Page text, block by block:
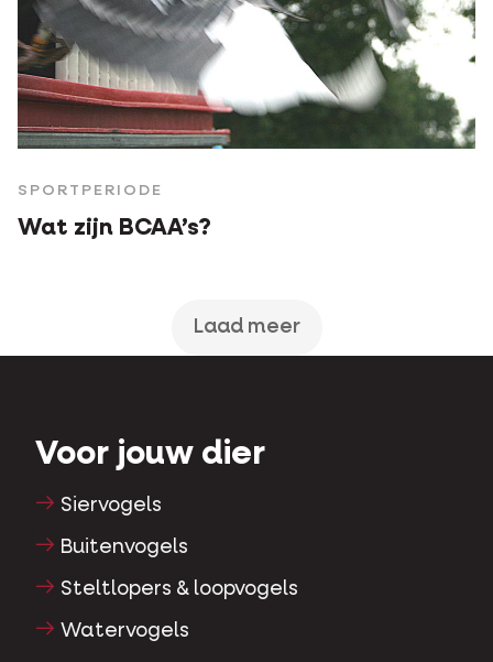
SPORTPERIODE
Wat zijn BCAA’s?
Laad meer
Voor jouw dier
Siervogels
Buitenvogels
Steltlopers & loopvogels
Watervogels